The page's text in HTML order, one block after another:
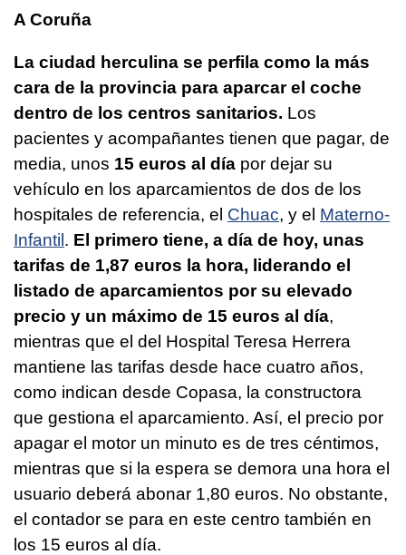
A Coruña
La ciudad herculina se perfila como la más
cara de la provincia para aparcar el coche
dentro de los centros sanitarios. Los
pacientes y acompañantes tienen que pagar, de
media, unos 15 euros al día por dejar su
vehículo en los aparcamientos de dos de los
hospitales de referencia, el Chuac, y el Materno-
Infantil. El primero tiene, a día de hoy, unas
tarifas de 1,87 euros la hora, liderando el
listado de aparcamientos por su elevado
precio y un máximo de 15 euros al día,
mientras que el del Hospital Teresa Herrera
mantiene las tarifas desde hace cuatro años,
como indican desde Copasa, la constructora
que gestiona el aparcamiento. Así, el precio por
apagar el motor un minuto es de tres céntimos,
mientras que si la espera se demora una hora el
usuario deberá abonar 1,80 euros. No obstante,
el contador se para en este centro también en
los 15 euros al día.